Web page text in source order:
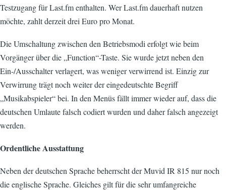
Testzugang für Last.fm enthalten. Wer Last.fm dauerhaft nutzen
möchte, zahlt derzeit drei Euro pro Monat.
Die Umschaltung zwischen den Betriebsmodi erfolgt wie beim
Vorgänger über die „Function“-Taste. Sie wurde jetzt neben den
Ein-/Ausschalter verlagert, was weniger verwirrend ist. Einzig zur
Verwirrung trägt noch weiter der eingedeutschte Begriff
„Musikabspieler“ bei. In den Menüs fällt immer wieder auf, dass die
deutschen Umlaute falsch codiert wurden und daher falsch angezeigt
werden.
Ordentliche Ausstattung
Neben der deutschen Sprache beherrscht der Muvid IR 815 nur noch
die englische Sprache. Gleiches gilt für die sehr umfangreiche